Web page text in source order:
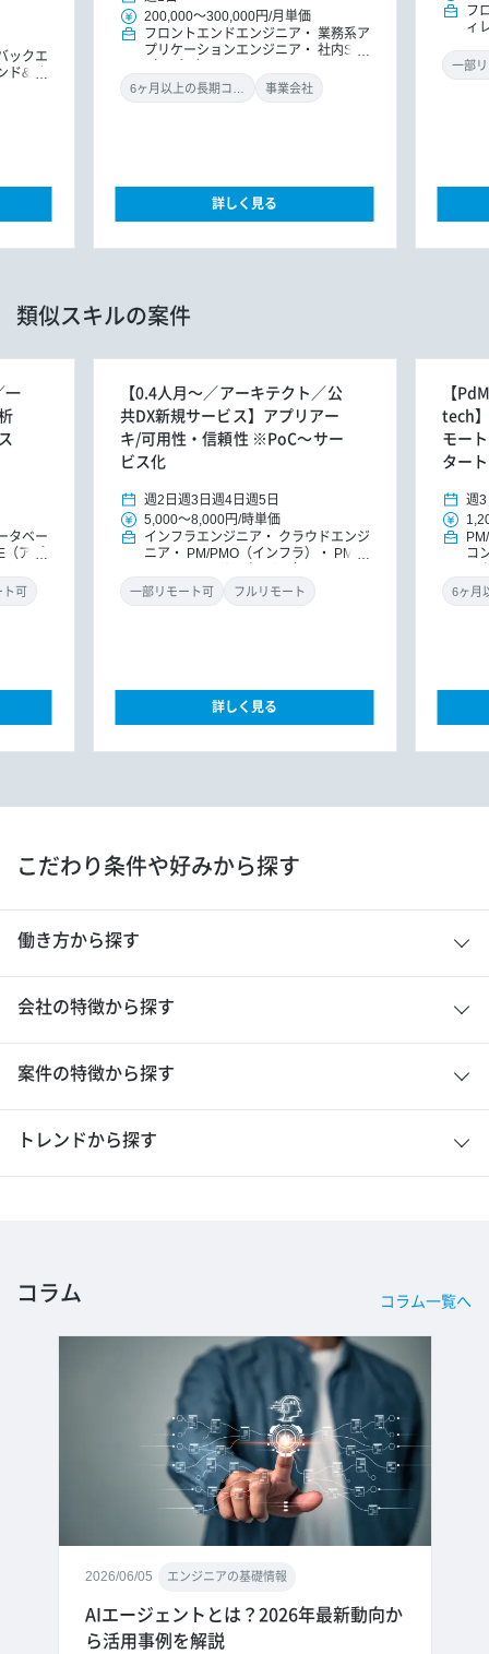
ックエ
ド&バ
200,000～300,000円/月単価
フロントエンドエンジニア
業務系ア
プリケーションエンジニア
社内SE
事業会社
詳しく見る
フ
ィ
一部
類似スキルの案件
一
タベー
アプ
ト可
【0.4人月～／アーキテクト／公
共DX新規サービス】アプリアー
キ/可用性・信頼性 ※PoC～サー
ビス化
週2日 週3日 週4日 週5日
5,000～8,000円/時単価
インフラエンジニア
クラウドエンジ
ニア
PM/PMO（インフラ）
PM/P
ラ）
ITコンサルタント
一部リモート可 フルリモート
詳しく見る
【
tech
モー
ター
週3
コ
ダ
こだわり条件や好みから探す
働き方から探す
会社の特徴から探す
案件の特徴から探す
トレンドから探す
コラム コラム一覧へ
2026/06/05 エンジニアの基礎情報
AIエージェントとは？2026年最新動向か
ら活用事例を解説